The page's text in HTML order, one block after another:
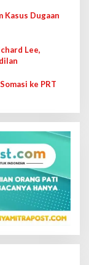
Kasus Dugaan
Lee,
ke PRT